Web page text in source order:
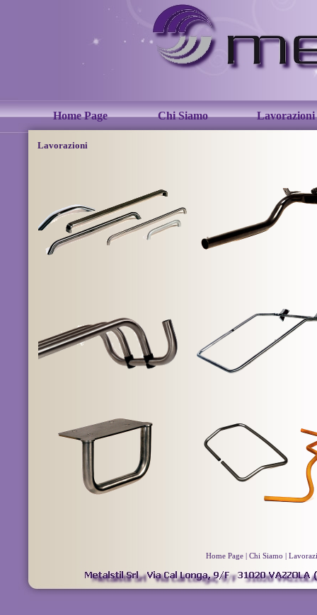
Home Page Chi Siamo Lavorazioni
Lavorazioni
Home Page| Chi Siamo |